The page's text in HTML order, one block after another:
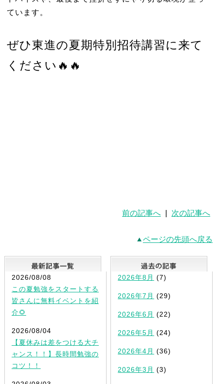
ています。
ぜひ東進の夏期特別招待講習に来て
ください🔥🔥
前の記事へ 次の記事へ
ページの先頭へ戻る
最新記事一覧
2026/08/08
この夏勉強をスタートする
皆さんに無料イベントを紹
介🌻
2026/08/04
【夏休みは差をつける大チ
ャンス！！】長時間勉強の
コツ！！
2026年8月 (7)
2026年7月 (29)
2026年6月 (22)
2026年5月 (24)
2026年4月 (36)
2026年3月 (3)